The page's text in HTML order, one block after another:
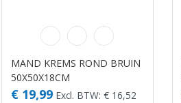
MAND KREMS ROND BRUIN
50X50X18CM
€ 19,99 Excl. BTW: € 16,52